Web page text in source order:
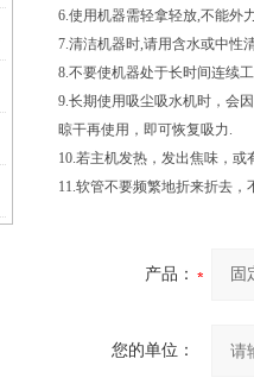
6.使用机器需轻拿轻放,不能外
7.清洁机器时,请用含水或中性
8.不要使机器处于长时间连续
9.长期使用吸尘吸水机时，会
晾干再使用，即可恢复吸力.
10.若主机发热，发出焦味，
11.软管不要频繁地折来折去，
产品：
您的单位：